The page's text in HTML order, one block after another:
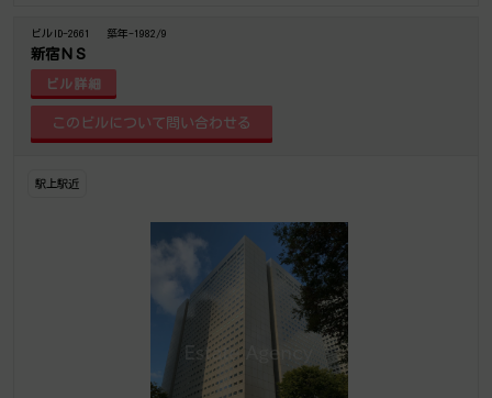
ビルID-2661 築年-1982/9
新宿ＮＳ
ビル詳細
駅上駅近